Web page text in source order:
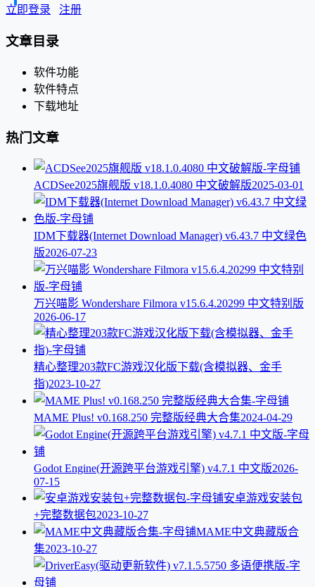
立即登录 注册
文章目录
软件功能
软件特点
下载地址
热门文章
ACDSee2025旗舰版 v18.1.0.4080 中文破解版2025-03-01
IDM下载器(Internet Download Manager) v6.43.7 中文绿色
版2026-07-23
万兴喵影 Wondershare Filmora v15.6.4.20299 中文特别版
2026-06-17
精心整理203款FC游戏汉化版下载(含模拟器、金手
指)2023-10-27
MAME Plus! v0.168.250 完整版经典大合集2024-04-29
Godot Engine(开源跨平台游戏引擎) v4.7.1 中文版2026-
07-15
安卓游戏安装包
+完整数据包2023-10-27
MAME中文典藏版合
集2023-10-27